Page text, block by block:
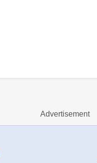
Advertisement